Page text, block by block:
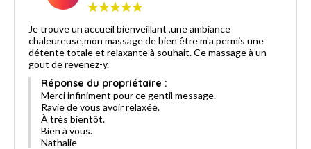
Je trouve un accueil bienveillant ,une ambiance
chaleureuse,mon massage de bien être m'a permis une
détente totale et relaxante à souhait. Ce massage à un
gout de revenez-y.
Réponse du propriétaire :
Merci infiniment pour ce gentil message.
Ravie de vous avoir relaxée.
À très bientôt.
Bien à vous.
Nathalie